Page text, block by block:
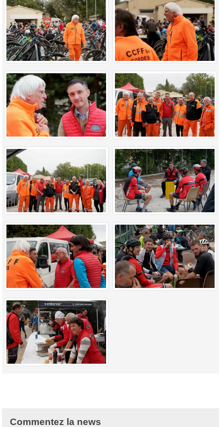
Commentez la news